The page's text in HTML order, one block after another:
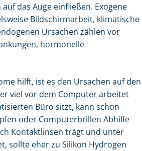
das Auge einfließen. Exogene
Bildschirmarbeit, klimatische
Ursachen zählen vor
hormonelle
hilft, ist es den Ursachen auf den
viel vor dem Computer arbeitet
Büro sitzt, kann schon
oder Computerbrillen Abhilfe
Kontaktlinsen trägt und unter
sollte eher zu Silikon Hydrogen